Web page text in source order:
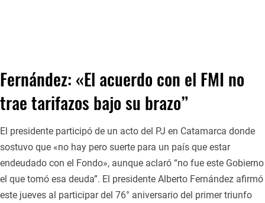
Fernández: «El acuerdo con el FMI no
trae tarifazos bajo su brazo”
El presidente participó de un acto del PJ en Catamarca donde
sostuvo que «no hay pero suerte para un país que estar
endeudado con el Fondo», aunque aclaró “no fue este Gobierno
el que tomó esa deuda”. El presidente Alberto Fernández afirmó
este jueves al participar del 76° aniversario del primer triunfo